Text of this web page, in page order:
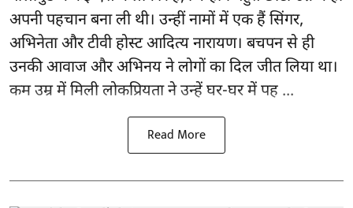
अपनी पहचान बना ली थी। उन्हीं नामों में एक हैं सिंगर,
अभिनेता और टीवी होस्ट आदित्य नारायण। बचपन से ही
उनकी आवाज और अभिनय ने लोगों का दिल जीत लिया था।
कम उम्र में मिली लोकप्रियता ने उन्हें घर-घर में पह ...
Read More